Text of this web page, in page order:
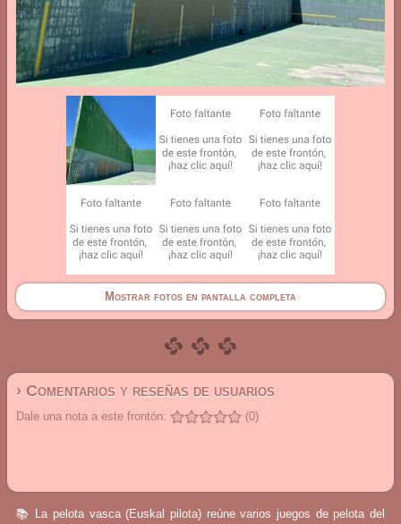
Mostrar fotos en pantalla completa
› Comentarios y reseñas de usuarios
Dale una nota a este frontón: (0)
📚 La pelota vasca (Euskal pilota) reúne varios juegos de pelota del